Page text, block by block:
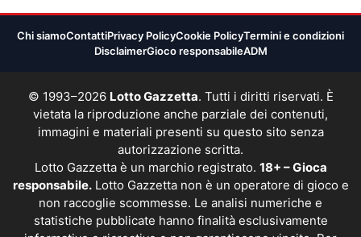
Chi siamoContattiPrivacy PolicyCookie PolicyTermini e condizioni
DisclaimerGioco responsabileADM
© 1993–2026 Lotto Gazzetta. Tutti i diritti riservati. È
vietata la riproduzione anche parziale dei contenuti,
immagini e materiali presenti su questo sito senza
autorizzazione scritta.
Lotto Gazzetta è un marchio registrato. 18+ – Gioca
responsabile.Lotto Gazzetta non è un operatore di gioco e
non raccoglie scommesse. Le analisi numeriche e
statistiche pubblicate hanno finalità esclusivamente